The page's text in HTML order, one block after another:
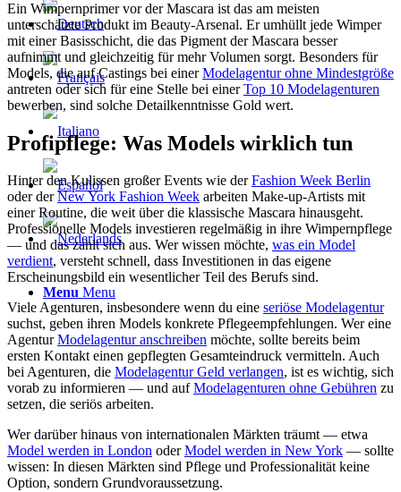
Menu Menu
Ein Wimpernprimer vor der Mascara ist das am meisten
unterschätzte Produkt im Beauty-Arsenal. Er umhüllt jede Wimper
mit einer Basisschicht, die das Pigment der Mascara besser
aufnimmt und gleichzeitig für mehr Volumen sorgt. Besonders für
Models, die auf Castings bei einerModelagentur ohne Mindestgröße
antreten oder sich für eine Stelle bei einerTop 10 Modelagenturen
bewerben, sind solche Detailkenntnisse Gold wert.
Profipflege: Was Models wirklich tun
Hinter den Kulissen großer Events wie derFashion Week Berlin
oder derNew York Fashion Week arbeiten Make-up-Artists mit
einer Routine, die weit über die klassische Mascara hinausgeht.
Professionelle Models investieren regelmäßig in ihre Wimpernpflege
— und das zahlt sich aus. Wer wissen möchte, was ein Model
verdient, versteht schnell, dass Investitionen in das eigene
Erscheinungsbild ein wesentlicher Teil des Berufs sind.
Viele Agenturen, insbesondere wenn du eine seriöse Modelagentur
suchst, geben ihren Models konkrete Pflegeempfehlungen. Wer eine
AgenturModelagentur anschreiben möchte, sollte bereits beim
ersten Kontakt einen gepflegten Gesamteindruck vermitteln. Auch
bei Agenturen, die Modelagentur Geld verlangen, ist es wichtig, sich
vorab zu informieren — und aufModelagenturen ohne Gebühren zu
setzen, die seriös arbeiten.
Wer darüber hinaus von internationalen Märkten träumt — etwa
Model werden in London oderModel werden in New York — sollte
wissen: In diesen Märkten sind Pflege und Professionalität keine
Option, sondern Grundvoraussetzung.